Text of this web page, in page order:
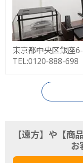
東京都中央区銀座
TEL:0120-888-
【遠方】や【商
お